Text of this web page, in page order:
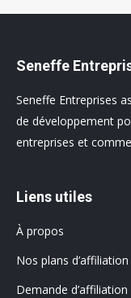
Seneffe
Seneffe Entreprises
de développement
entreprises et
Liens utiles
À propos
Nos plans d’affiliation
Demande d’affiliation